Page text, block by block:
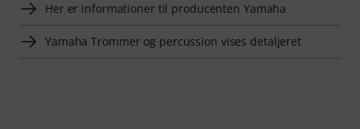
Her er informationer til producenten Yamaha
Yamaha Trommer og percussion vises detaljeret